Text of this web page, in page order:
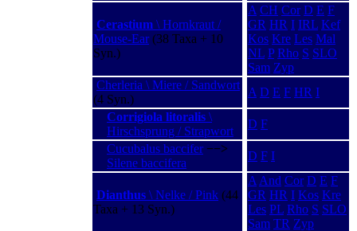
Cerastium \ Hornkraut /
Mouse-Ear(38 Taxa + 10
Syn.)
A CH Cor D E F
GR HR I IRL Kef
Kos Kre Les Mal
NL P Rho S SLO
Sam Zyp
Cherleria \ Miere / Sandwort
(4 Syn.)
A D E F HR I
Corrigiola litoralis \
Hirschsprung / Strapwort
D F
Cucubalus baccifer −−>
Silene baccifera
D F I
Dianthus \ Nelke / Pink (44
Taxa + 13 Syn.)
A And Cor D E F
GR HR I Kos Kre
Les PL Rho S SLO
Sam TR Zyp